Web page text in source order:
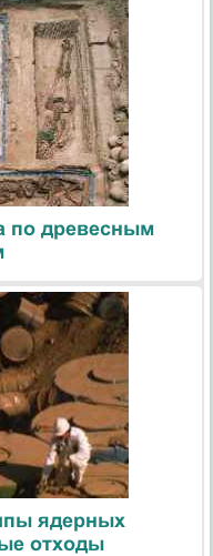
по древесным
ядерных
отходы